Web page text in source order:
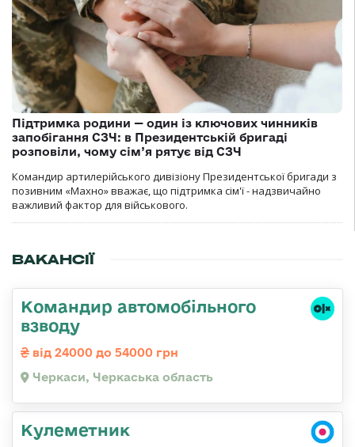
Підтримка родини — один із ключових чинників
запобігання СЗЧ: в Президентській бригаді
розповіли, чому сім’я рятує від СЗЧ
Командир артилерійського дивізіону Президентської бригади з
позивним «Махно» вважає, що підтримка сім'ї - надзвичайно
важливий фактор для військового.
ВАКАНСІЇ
Командир автомобільного
взводу
від 24000 до 54000 грн
Черкаси, Черкаська область
Кулеметник